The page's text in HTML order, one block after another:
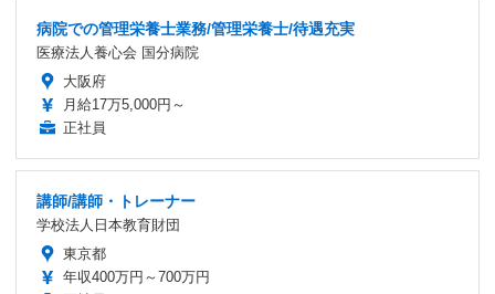
病院での管理栄養士業務/管理栄養士/待遇充実
医療法人養心会 国分病院
大阪府
月給17万5,000円～
正社員
講師/講師・トレーナー
学校法人日本教育財団
東京都
年収400万円～700万円